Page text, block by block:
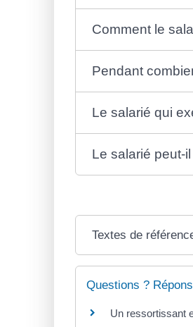
Comment le
Pendant
Le salarié qui
Le salarié peut-
Textes de
Questions ?
Un ressortissant